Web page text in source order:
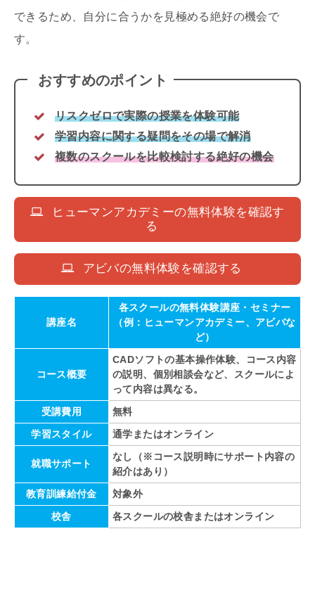
できるため、自分に合うかを見極める絶好の機会で
す。
おすすめのポイント
リスクゼロで実際の授業を体験可能
学習内容に関する疑問をその場で解消
複数のスクールを比較検討する絶好の機会
ヒューマンアカデミーの無料体験を確認す
る
アビバの無料体験を確認する
講座名
各スクールの無料体験講座・セミナー
（例：ヒューマンアカデミー、アビバな
ど）
コース概要
CADソフトの基本操作体験、コース内容
の説明、個別相談会など、スクールによ
って内容は異なる。
受講費用
無料
学習スタイル
通学またはオンライン
就職サポート
なし（※コース説明時にサポート内容の
紹介はあり）
教育訓練給付金
対象外
校舎
各スクールの校舎またはオンライン